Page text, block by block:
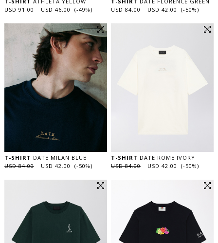
USD 91.00
USD 46.00 (-49%)
USD 84.00
USD 42.00 (-50%)
T-SHIRT DATE MILAN BLUE
USD 84.00
USD 42.00 (-50%)
T-SHIRT DATE ROME IVORY
USD 84.00
USD 42.00 (-50%)